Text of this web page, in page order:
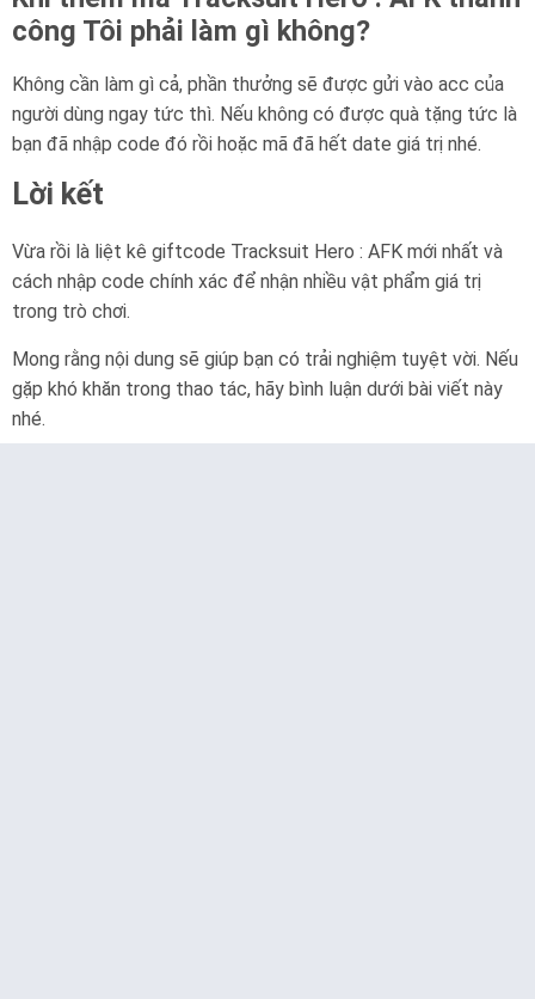
công Tôi phải làm gì không?
Không cần làm gì cả, phần thưởng sẽ được gửi vào acc của
người dùng ngay tức thì. Nếu không có được quà tặng tức là
bạn đã nhập code đó rồi hoặc mã đã hết date giá trị nhé.
Lời kết
Vừa rồi là liệt kê giftcode Tracksuit Hero : AFK mới nhất và
cách nhập code chính xác để nhận nhiều vật phẩm giá trị
trong trò chơi.
Mong rằng nội dung sẽ giúp bạn có trải nghiệm tuyệt vời. Nếu
gặp khó khăn trong thao tác, hãy bình luận dưới bài viết này
nhé.